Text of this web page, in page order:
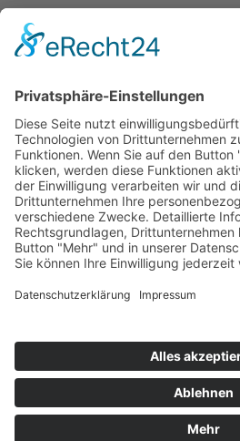
OGH | ogh.gv.at
10ObS68/23g -
Stand: 23.7.2025
© 2025 ÖZIV Bundesverband –
Home
Kontakt
Datenschutz
Impressum